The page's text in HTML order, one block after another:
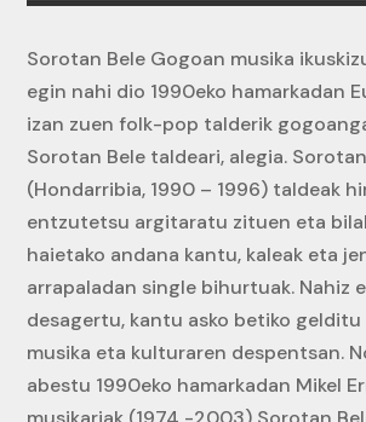
Sorotan Bele Gogoan musika
egin nahi dio 1990eko hamarkadan
izan zuen folk-pop talderik
Sorotan Bele taldeari, alegia.
(Hondarribia, 1990 – 1996) taldeak
entzutetsu argitaratu zituen eta
haietako andana kantu, kaleak eta
arrapaladan single bihurtuak. Nahiz
desagertu, kantu asko betiko gelditu
musika eta kulturaren despentsan.
abestu 1990eko hamarkadan Mikel